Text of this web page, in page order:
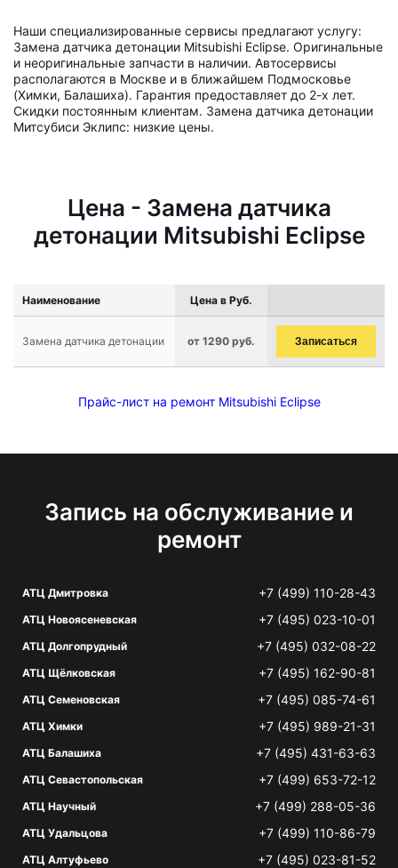
Наши специализированные сервисы предлагают услугу:
Замена датчика детонации Mitsubishi Eclipse. Оригинальные
и неоригинальные запчасти в наличии. Автосервисы
располагаются в Москве и в ближайшем Подмосковье
(Химки, Балашиха). Гарантия предоставляет до 2-х лет.
Скидки постоянным клиентам. Замена датчика детонации
Митсубиси Эклипс: низкие цены.
Цена - Замена датчика
детонации Mitsubishi Eclipse
Наименование Цена в Руб.
Замена датчика детонации от 1290 руб. Записаться
Прайс-лист на ремонт Mitsubishi Eclipse
Запись на обслуживание и
ремонт
АТЦ Дмитровка +7 (499) 110-28-43
АТЦ Новоясеневская +7 (495) 023-10-01
АТЦ Долгопрудный +7 (495) 032-08-22
АТЦ Щёлковская +7 (495) 162-90-81
АТЦ Семеновская +7 (495) 085-74-61
АТЦ Химки +7 (495) 989-21-31
АТЦ Балашиха +7 (495) 431-63-63
АТЦ Севастопольская +7 (499) 653-72-12
АТЦ Научный +7 (499) 288-05-36
АТЦ Удальцова +7 (499) 110-86-79
АТЦ Алтуфьево +7 (495) 023-81-52